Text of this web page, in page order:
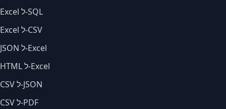
Excel ל-SQL
Excel ל-CSV
JSON ל-Excel
HTML ל-Excel
CSV ל-JSON
CSV ל-PDF